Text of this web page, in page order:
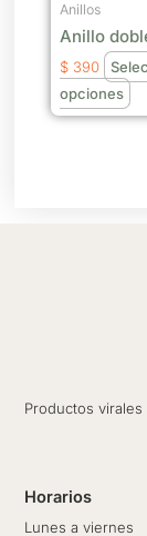
Anillos
Anillo
$ 390
opciones en
la
Productos
Horarios
Lunes a viernes